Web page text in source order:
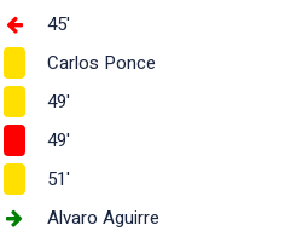
45'
Carlos Ponce
49'
49'
51'
Alvaro Aguirre